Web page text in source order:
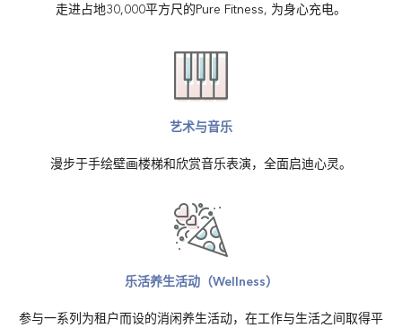
走进占地30,000平方尺的Pure Fitness, 为身心充电。
艺术与音乐
漫步于手绘壁画楼梯和欣赏音乐表演，全面启迪心灵。
乐活养生活动（Wellness）
参与一系列为租户而设的消闲养生活动，在工作与生活之间取得平